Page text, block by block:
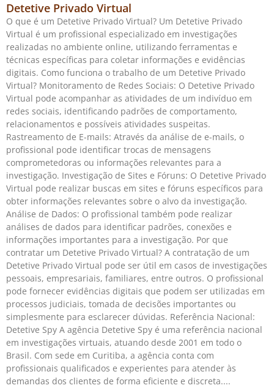
Detetive Privado Virtual
O que é um Detetive Privado Virtual? Um Detetive Privado
Virtual é um profissional especializado em investigações
realizadas no ambiente online, utilizando ferramentas e
técnicas específicas para coletar informações e evidências
digitais. Como funciona o trabalho de um Detetive Privado
Virtual? Monitoramento de Redes Sociais: O Detetive Privado
Virtual pode acompanhar as atividades de um indivíduo em
redes sociais, identificando padrões de comportamento,
relacionamentos e possíveis atividades suspeitas.
Rastreamento de E-mails: Através da análise de e-mails, o
profissional pode identificar trocas de mensagens
comprometedoras ou informações relevantes para a
investigação. Investigação de Sites e Fóruns: O Detetive Privado
Virtual pode realizar buscas em sites e fóruns específicos para
obter informações relevantes sobre o alvo da investigação.
Análise de Dados: O profissional também pode realizar
análises de dados para identificar padrões, conexões e
informações importantes para a investigação. Por que
contratar um Detetive Privado Virtual? A contratação de um
Detetive Privado Virtual pode ser útil em casos de investigações
pessoais, empresariais, familiares, entre outros. O profissional
pode fornecer evidências digitais que podem ser utilizadas em
processos judiciais, tomada de decisões importantes ou
simplesmente para esclarecer dúvidas. Referência Nacional:
Detetive Spy A agência Detetive Spy é uma referência nacional
em investigações virtuais, atuando desde 2001 em todo o
Brasil. Com sede em Curitiba, a agência conta com
profissionais qualificados e experientes para atender às
demandas dos clientes de forma eficiente e discreta.